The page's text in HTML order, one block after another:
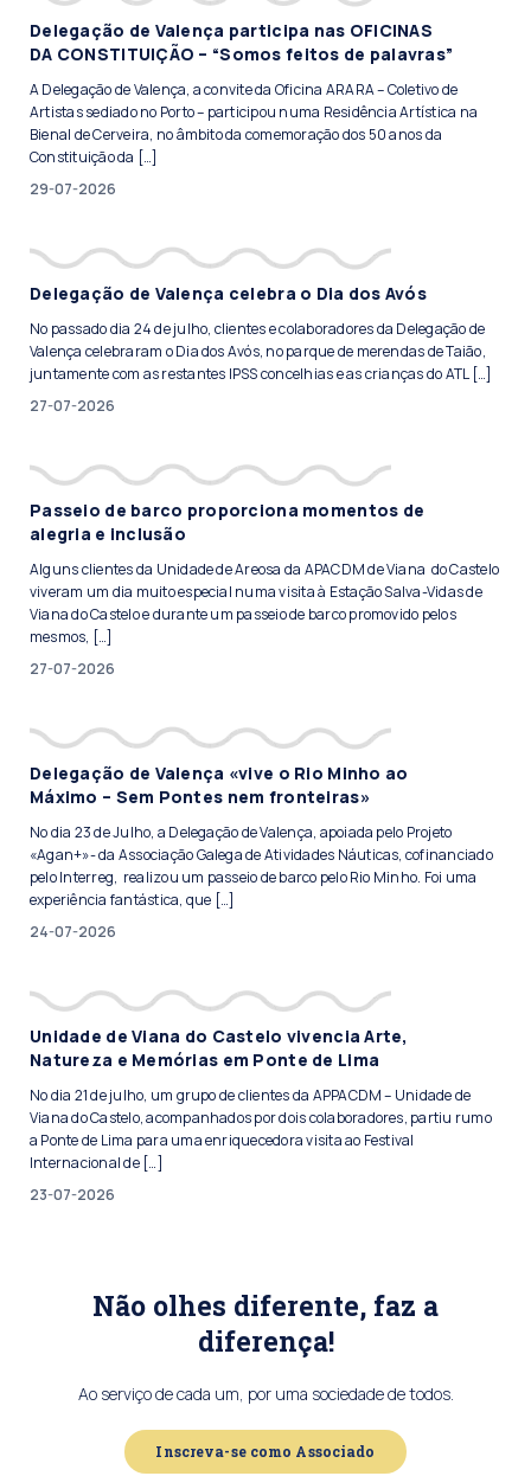
Delegação de Valença participa nas OFICINAS
DA CONSTITUIÇÃO – “Somos feitos de palavras”
A Delegação de Valença, a convite da Oficina ARARA – Coletivo de
Artistas sediado no Porto – participou numa Residência Artística na
Bienal de Cerveira, no âmbito da comemoração dos 50 anos da
Constituição da […]
29-07-2026
Delegação de Valença celebra o Dia dos Avós
No passado dia 24 de julho, clientes e colaboradores da Delegação de
Valença celebraram o Dia dos Avós, no parque de merendas de Taião,
juntamente com as restantes IPSS concelhias e as crianças do ATL […]
27-07-2026
Passeio de barco proporciona momentos de
alegria e inclusão
Alguns clientes da Unidade de Areosa da APACDM de Viana do Castelo
viveram um dia muito especial numa visita à Estação Salva-Vidas de
Viana do Castelo e durante um passeio de barco promovido pelos
mesmos, […]
27-07-2026
Delegação de Valença «vive o Rio Minho ao
Máximo – Sem Pontes nem fronteiras»
No dia 23 de Julho, a Delegação de Valença, apoiada pelo Projeto
«Agan+»- da Associação Galega de Atividades Náuticas, cofinanciado
pelo Interreg, realizou um passeio de barco pelo Rio Minho. Foi uma
experiência fantástica, que […]
24-07-2026
Unidade de Viana do Castelo vivencia Arte,
Natureza e Memórias em Ponte de Lima
No dia 21 de julho, um grupo de clientes da APPACDM – Unidade de
Viana do Castelo, acompanhados por dois colaboradores, partiu rumo
a Ponte de Lima para uma enriquecedora visita ao Festival
Internacional de […]
23-07-2026
Não olhes diferente, faz a
diferença!
Ao serviço de cada um, por uma sociedade de todos.
Inscreva-se como Associado